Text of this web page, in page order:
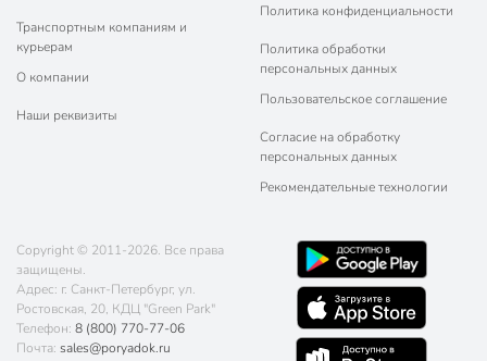
Транспортным компаниям и
курьерам
О компании
Наши реквизиты
Политика конфиденциальности
Политика обработки
персональных данных
Пользовательское соглашение
Согласие на обработку
персональных данных
Рекомендательные технологии
Copyright © 2011-2026. Все права
защищены.
Адрес: г. Санкт-Петербург, ул.
Ростовская, 20, КДЦ "Green Park"
Телефон: 8 (800) 770-77-06
Почта: sales@poryadok.ru